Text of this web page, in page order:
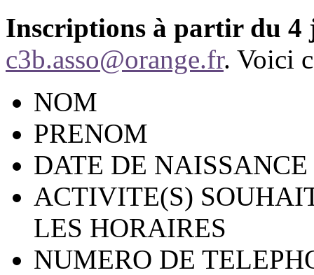
Inscriptions à partir du 4
c3b.asso@orange.fr. Voici
NOM
PRENOM
DATE DE NAISSANCE
ACTIVITE(S)
LES HORAIRES
NUMERO DE